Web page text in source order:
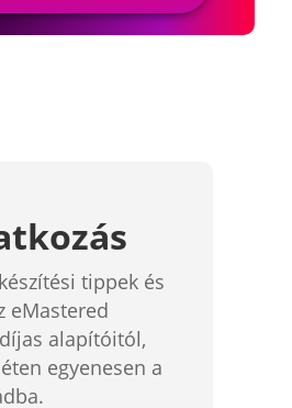
tippek és
eMastered
alapítóitól,
egyenesen a